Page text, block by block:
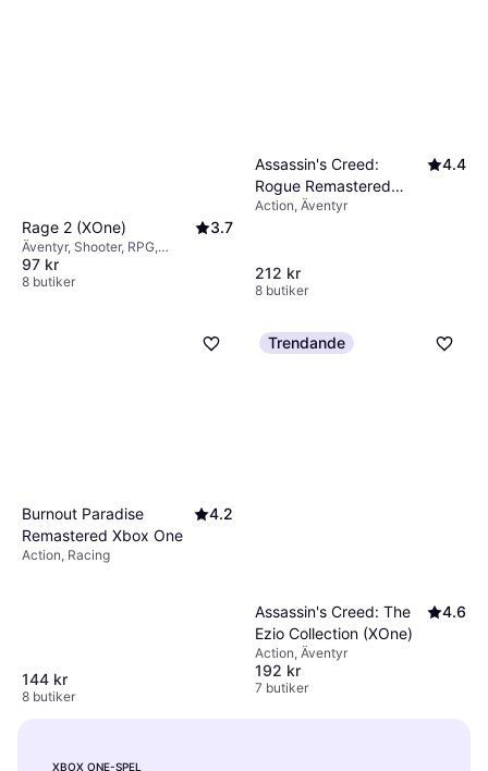
Rage 2 (XOne) 3.7
Äventyr, Shooter, RPG,
Förstapersonskjutare (FPS), Action
97 kr
8 butiker
Assassin's Creed:
Rogue Remastered
(XOne)
4.4
Action, Äventyr
212 kr
8 butiker
Burnout Paradise
Remastered Xbox One
4.2
Action, Racing
144 kr
8 butiker
Trendande
Assassin's Creed: The
Ezio Collection (XOne)
4.6
Action, Äventyr
192 kr
7 butiker
XBOX ONE-SPEL